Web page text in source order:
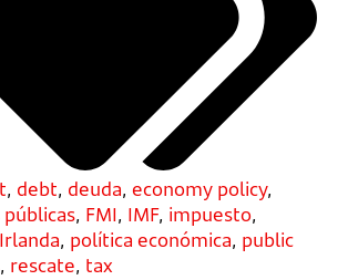
, debt, deuda, economy policy,
, FMI, IMF, impuesto,
Irlanda, política económica, public
, rescate, tax